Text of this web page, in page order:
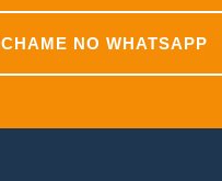
CHAME NO WHATSAPP